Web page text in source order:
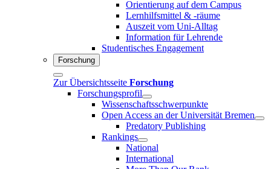
Orientierung auf dem Campus
Lernhilfsmittel & -räume
Auszeit vom Uni-Alltag
Information für Lehrende
Studentisches Engagement
Forschung
Zur Übersichtsseite Forschung
Forschungsprofil
Wissenschaftsschwerpunkte
Open Access an der Universität Bremen
Predatory Publishing
Rankings
National
International